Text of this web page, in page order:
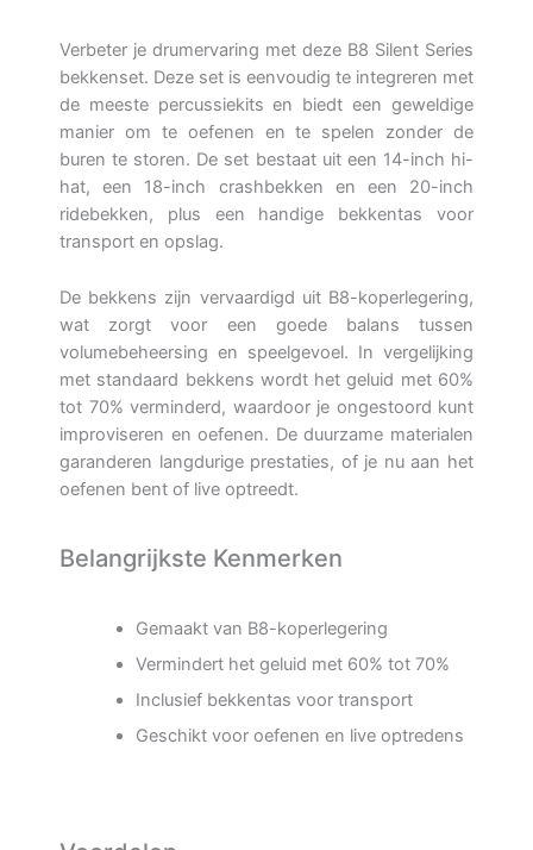
Verbeter je drumervaring met deze B8 Silent Series
bekkenset. Deze set is eenvoudig te integreren met
de meeste percussiekits en biedt een geweldige
manier om te oefenen en te spelen zonder de
buren te storen. De set bestaat uit een 14-inch hi-
hat, een 18-inch crashbekken en een 20-inch
ridebekken, plus een handige bekkentas voor
transport en opslag.
De bekkens zijn vervaardigd uit B8-koperlegering,
wat zorgt voor een goede balans tussen
volumebeheersing en speelgevoel. In vergelijking
met standaard bekkens wordt het geluid met 60%
tot 70% verminderd, waardoor je ongestoord kunt
improviseren en oefenen. De duurzame materialen
garanderen langdurige prestaties, of je nu aan het
oefenen bent of live optreedt.
Belangrijkste Kenmerken
Gemaakt van B8-koperlegering
Vermindert het geluid met 60% tot 70%
Inclusief bekkentas voor transport
Geschikt voor oefenen en live optredens